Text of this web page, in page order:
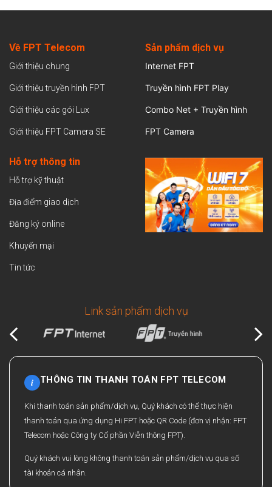
Về FPT Telecom
Giới thiệu chung
Giới thiệu truyền hình FPT
Giới thiệu các gói Lux
Giới thiệu FPT Camera SE
Sản phẩm dịch vụ
Internet FPT
Truyền hình FPT Play
Combo Net + Truyền hình
FPT Camera
Hỗ trợ thông tin
Hỗ trợ kỹ thuật
Địa điểm giao dịch
Đăng ký online
Khuyến mại
Tin tức
Link sản phẩm dịch vụ
i THÔNG TIN THANH TOÁN FPT TELECOM
Khi thanh toán sản phẩm/dịch vụ, Quý khách có thể thực hiện
thanh toán qua ứng dụng Hi FPT hoặc QR Code (đơn vị nhận: FPT
Telecom hoặc Công ty Cổ phần Viễn thông FPT).
Quý khách vui lòng không thanh toán sản phẩm/dịch vụ qua số
tài khoản cá nhân.